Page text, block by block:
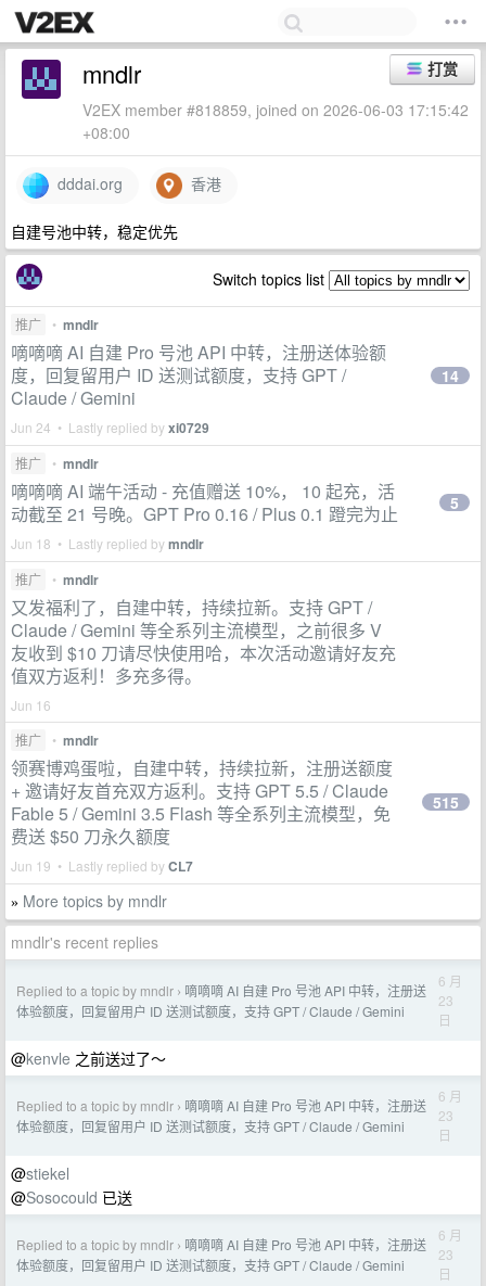
打赏
mndlr
V2EX member #818859, joined on 2026-06-03 17:15:42
+08:00
dddai.org 香港
自建号池中转，稳定优先
Switch topics list
推广 • mndlr
嘀嘀嘀 AI 自建 Pro 号池 API 中转，注册送体验额
度，回复留用户 ID 送测试额度，支持 GPT /
Claude / Gemini
Jun 24 • Lastly replied byxi0729
14
推广 • mndlr
嘀嘀嘀 AI 端午活动 - 充值赠送 10%， 10 起充，活
动截至 21 号晚。GPT Pro 0.16 / Plus 0.1 蹬完为止
Jun 18 • Lastly replied bymndlr
5
推广 • mndlr
又发福利了，自建中转，持续拉新。支持 GPT /
Claude / Gemini 等全系列主流模型，之前很多 V
友收到 $10 刀请尽快使用哈，本次活动邀请好友充
值双方返利！多充多得。
Jun 16
推广
• mndlr
领赛博鸡蛋啦，自建中转，持续拉新，注册送额度
+ 邀请好友首充双方返利。支持 GPT 5.5 / Claude
Fable 5 / Gemini 3.5 Flash 等全系列主流模型，免
费送 $50 刀永久额度
Jun 19 • Lastly replied byCL7
515
» More topics by mndlr
mndlr's recent replies
Replied to a topic by mndlr › 嘀嘀嘀 AI 自建 Pro 号池 API 中转，注册送
体验额度，回复留用户 ID 送测试额度，支持 GPT / Claude / Gemini
6 月
23
日
@kenvle 之前送过了～
Replied to a topic by mndlr › 嘀嘀嘀 AI 自建 Pro 号池 API 中转，注册送
体验额度，回复留用户 ID 送测试额度，支持 GPT / Claude / Gemini
6 月
23
日
@stiekel
@Sosocould 已送
Replied to a topic by mndlr › 嘀嘀嘀 AI 自建 Pro 号池 API 中转，注册送
体验额度，回复留用户 ID 送测试额度，支持 GPT / Claude / Gemini
6 月
23
日